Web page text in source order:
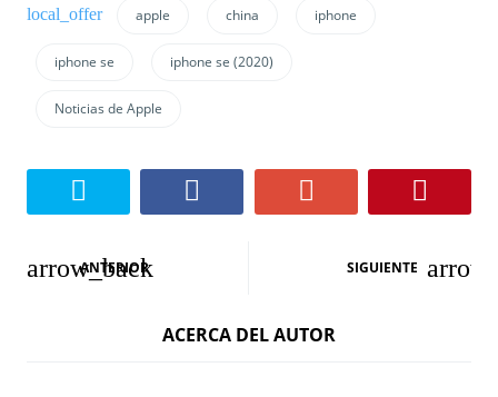
apple china iphone
iphone se iphone se (2020)
Noticias de Apple
N
ANTERIOR SIGUIENTE
ACERCA DEL AUTOR